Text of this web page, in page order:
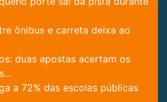
ônibus e carreta deixa ao
duas apostas acertam os
a 72% das escolas públicas